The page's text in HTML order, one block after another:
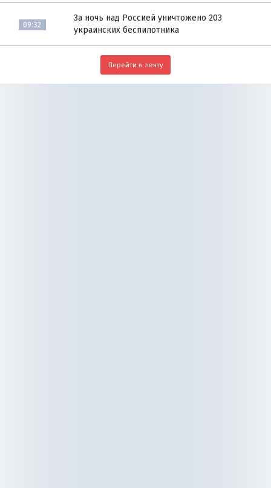
09:32
За ночь над Россией уничтожено 203
украинских беспилотника
Перейти в ленту